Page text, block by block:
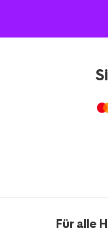
Für alle